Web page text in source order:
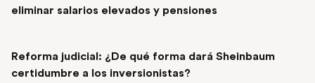
eliminar salarios elevados y pensiones
Reforma judicial: ¿De qué forma dará Sheinbaum
certidumbre a los inversionistas?